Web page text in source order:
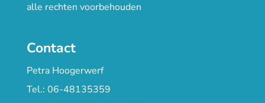
alle rechten voorbehouden
Contact
Petra Hoogerwerf
Tel.: 06-48135359